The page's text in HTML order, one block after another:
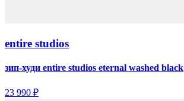
entire studios
зип-худи entire studios eternal washed black
23 990 ₽